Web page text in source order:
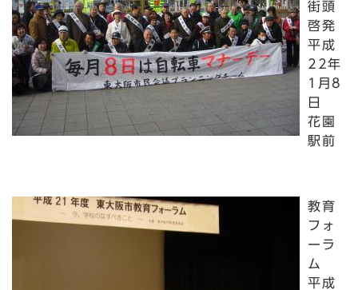
街頭
啓発
平成
22年
1月8
日
花園
駅前
教育
フォ
ーラ
ム
平成